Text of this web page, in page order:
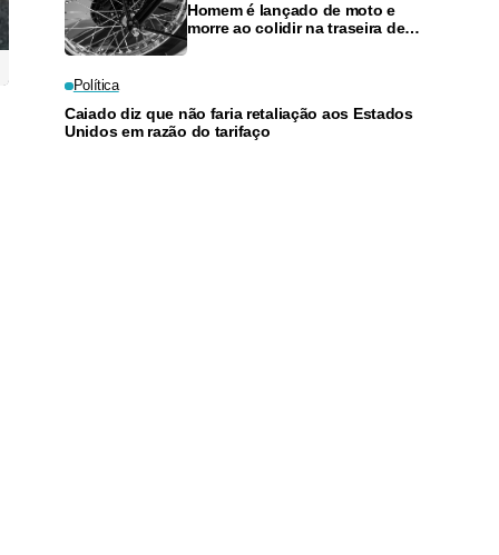
Homem é lançado de moto e
morre ao colidir na traseira de
Política
Caiado diz que não faria retaliação aos Estados
Unidos em razão do tarifaço